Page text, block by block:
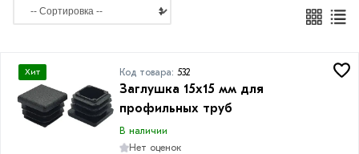
Хит Код товара: 532
Заглушка 15х15 мм для
профильных труб
В наличии
Нет оценок